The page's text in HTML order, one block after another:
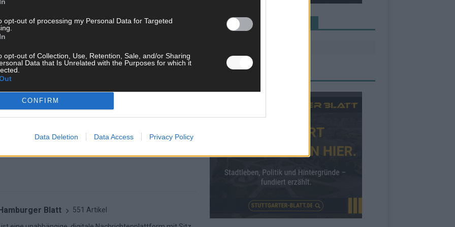
opt-out of processing my Personal Data for Targeted
opt-out of Collection, Use, Retention, Sale, and/or Sharing
Data that Is Unrelated with the Purposes for which it
CONFIRM
Data Deletion Data Access Privacy Policy
gestaltete Räume erhöhen die Attraktivität am
zukunftsfähig zu machen.
Blatt 551 Artikel
KEINE NEWS MEHR VERPASSEN